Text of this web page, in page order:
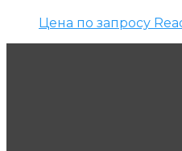
Цена по запросу